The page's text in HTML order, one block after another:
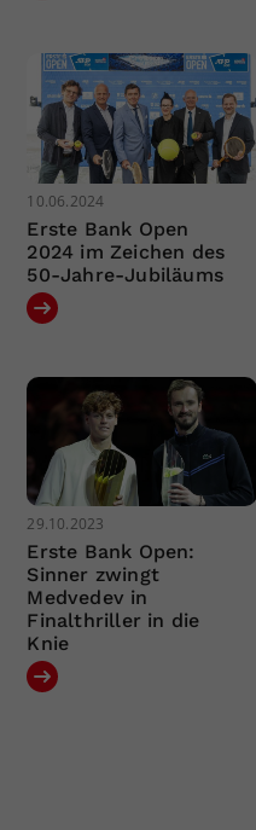
10.06.2024
Erste Bank Open
2024 im Zeichen des
50-Jahre-Jubiläums
29.10.2023
Erste Bank Open:
Sinner zwingt
Medvedev in
Finalthriller in die
Knie